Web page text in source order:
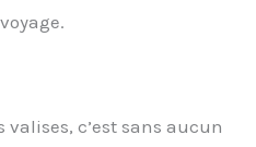
aériennes
éclair de
valises, c’est sans aucun